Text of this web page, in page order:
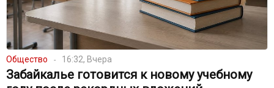
Общество 16:32, Вчера
Забайкалье готовится к новому учебному